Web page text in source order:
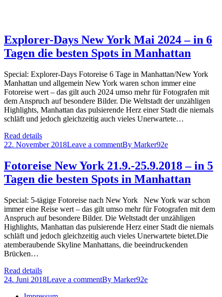
Explorer-Days New York Mai 2024 – in 6
Tagen die besten Spots in Manhattan
Special: Explorer-Days Fotoreise 6 Tage in Manhattan/New York
Manhattan und allgemein New York waren schon immer eine
Fotoreise wert – das gilt auch 2024 umso mehr für Fotografen mit
dem Anspruch auf besondere Bilder. Die Weltstadt der unzähligen
Highlights, Manhattan das pulsierende Herz einer Stadt die niemals
schläft und jedoch gleichzeitig auch vieles Unerwartete…
Read details
22. November 2018Leave a commentBy Marker92e
Fotoreise New York 21.9.-25.9.2018 – in 5
Tagen die besten Spots in Manhattan
Special: 5-tägige Fotoreise nach New York New York war schon
immer eine Reise wert – das gilt umso mehr für Fotografen mit dem
Anspruch auf besondere Bilder. Die Weltstadt der unzähligen
Highlights, Manhattan das pulsierende Herz einer Stadt die niemals
schläft und jedoch gleichzeitig auch vieles Unerwartete bietet.Die
atemberaubende Skyline Manhattans, die beeindruckenden
Brücken…
Read details
24. Juni 2018Leave a commentBy Marker92e